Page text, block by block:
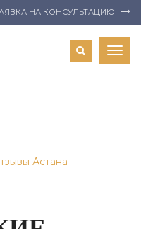
НА КОНСУЛЬТАЦИЮ
Астана